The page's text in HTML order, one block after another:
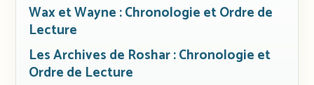
Wax et Wayne : Chronologie et Ordre de
Lecture
Les Archives de Roshar : Chronologie et
Ordre de Lecture